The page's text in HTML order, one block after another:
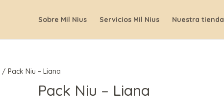
Sobre Mil Nius Servicios Mil Nius Nuestra tienda
/ Pack Niu – Liana
Pack Niu – Liana